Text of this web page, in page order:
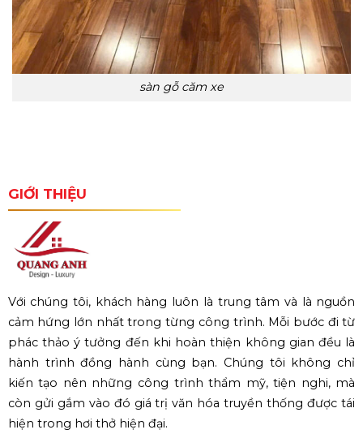
sàn gỗ căm xe
GIỚI THIỆU
Với chúng tôi, khách hàng luôn là trung tâm và là nguồn
cảm hứng lớn nhất trong từng công trình. Mỗi bước đi từ
phác thảo ý tưởng đến khi hoàn thiện không gian đều là
hành trình đồng hành cùng bạn. Chúng tôi không chỉ
kiến tạo nên những công trình thẩm mỹ, tiện nghi, mà
còn gửi gắm vào đó giá trị văn hóa truyền thống được tái
hiện trong hơi thở hiện đại.